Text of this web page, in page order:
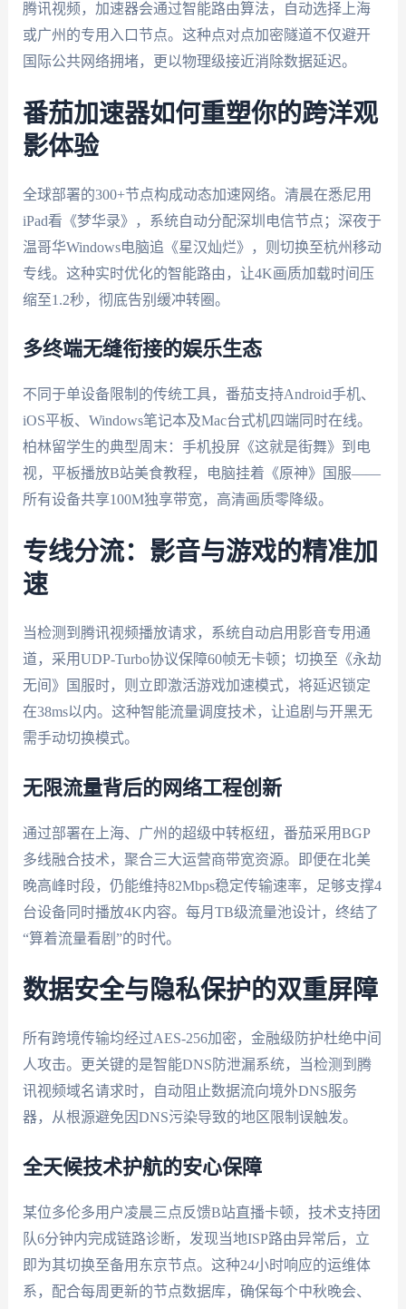
腾讯视频，加速器会通过智能路由算法，自动选择上海
或广州的专用入口节点。这种点对点加密隧道不仅避开
国际公共网络拥堵，更以物理级接近消除数据延迟。
番茄加速器如何重塑你的跨洋观
影体验
全球部署的300+节点构成动态加速网络。清晨在悉尼用
iPad看《梦华录》，系统自动分配深圳电信节点；深夜于
温哥华Windows电脑追《星汉灿烂》，则切换至杭州移动
专线。这种实时优化的智能路由，让4K画质加载时间压
缩至1.2秒，彻底告别缓冲转圈。
多终端无缝衔接的娱乐生态
不同于单设备限制的传统工具，番茄支持Android手机、
iOS平板、Windows笔记本及Mac台式机四端同时在线。
柏林留学生的典型周末：手机投屏《这就是街舞》到电
视，平板播放B站美食教程，电脑挂着《原神》国服——
所有设备共享100M独享带宽，高清画质零降级。
专线分流：影音与游戏的精准加
速
当检测到腾讯视频播放请求，系统自动启用影音专用通
道，采用UDP-Turbo协议保障60帧无卡顿；切换至《永劫
无间》国服时，则立即激活游戏加速模式，将延迟锁定
在38ms以内。这种智能流量调度技术，让追剧与开黑无
需手动切换模式。
无限流量背后的网络工程创新
通过部署在上海、广州的超级中转枢纽，番茄采用BGP
多线融合技术，聚合三大运营商带宽资源。即便在北美
晚高峰时段，仍能维持82Mbps稳定传输速率，足够支撑4
台设备同时播放4K内容。每月TB级流量池设计，终结了
“算着流量看剧”的时代。
数据安全与隐私保护的双重屏障
所有跨境传输均经过AES-256加密，金融级防护杜绝中间
人攻击。更关键的是智能DNS防泄漏系统，当检测到腾
讯视频域名请求时，自动阻止数据流向境外DNS服务
器，从根源避免因DNS污染导致的地区限制误触发。
全天候技术护航的安心保障
某位多伦多用户凌晨三点反馈B站直播卡顿，技术支持团
队6分钟内完成链路诊断，发现当地ISP路由异常后，立
即为其切换至备用东京节点。这种24小时响应的运维体
系，配合每周更新的节点数据库，确保每个中秋晚会、